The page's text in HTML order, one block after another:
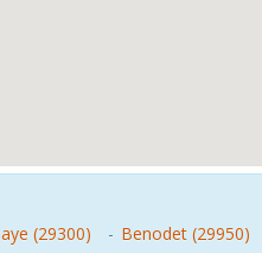
(29300) - Benodet (29950)